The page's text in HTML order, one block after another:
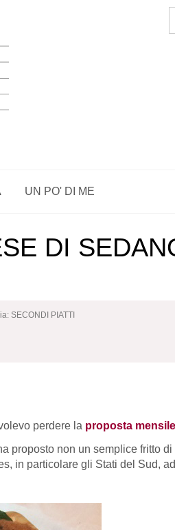
UN PO' DI ME
DI
SECONDI PIATTI
perdere la proposta
proposto non un semplice fritto
in particolare gli Stati del Sud,